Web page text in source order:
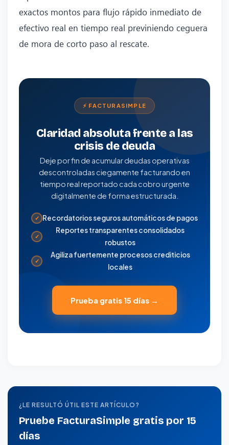
exactos montos para flujo rápido inmediato de
efectivo real en tiempo real previniendo ceguera
de mora de corto paso al rescate.
⚡ FACTURASIMPLE
Claridad absoluta frente a las
crisis de deuda
Deje por fin de acumular deudas operativas
descontroladas ciegamente facturando en
tiempo real reportado cada cobro urgente
digitalmente de forma estructurada.
✓ Recordatorios seguros automáticos de pagos
✓
Reportes transparentes consolidados
robustos
✓
Agiliza fuertemente procesos crediticios
locales
Prueba gratis 15 días →
¿LE RESULTÓ ÚTIL ESTE ARTÍCULO?
Pruebe FacturaSimple gratis por 15
días